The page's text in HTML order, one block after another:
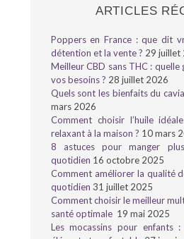
ARTICLES
Poppers en France : que dit
détention et la vente ? 29 juillet
Meilleur CBD sans THC : quelle
vos besoins ? 28 juillet 2026
Quels sont les bienfaits du
mars 2026
Comment choisir l’huile
relaxant à la maison ? 10 mars
8 astuces pour manger
quotidien 16 octobre 2025
Comment améliorer la qualité
quotidien 31 juillet 2025
Comment choisir le meilleur
santé optimale 19 mai 2025
Les mocassins pour enfants